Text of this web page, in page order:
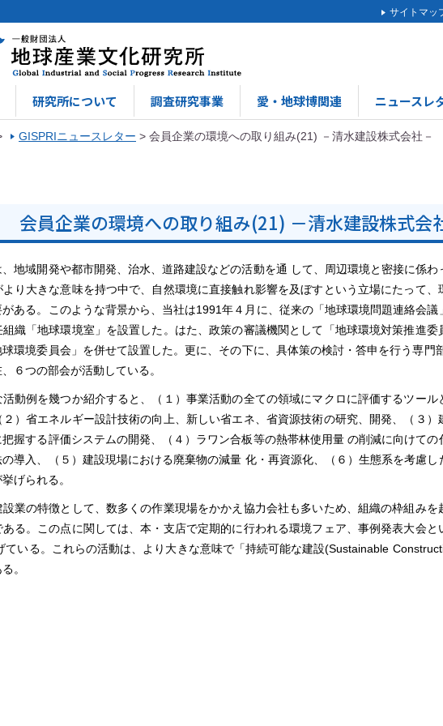
サイトマッ
研究所について 調査研究事業 愛・地球博関連 ニュースレ
GISPRIニュースレター > 会員企業の環境への取り組み(21) －清水建設株式会社－
会員企業の環境への取り組み(21) －清水建設株式会
地域開発や都市開発、治水、道路建設などの活動を通 して、周辺環境と密接に係わ
り大きな意味を持つ中で、自然環境に直接触れ影響を及ぼすという立場にたって、
ある。このような背景から、当社は1991年４月に、従来の「地球環境問題連絡会議
織「地球環境室」を設置した。はた、政策の審議機関として「地球環境対策推進委
球環境委員会」を併せて設置した。更に、その下に、具体策の検討・答申を行う専門
６つの部会が活動している。
動例を幾つか紹介すると、（１）事業活動の全ての領域にマクロに評価するツール
２）省エネルギー設計技術の向上、新しい省エネ、省資源技術の研究、開発、（３）
握する評価システムの開発、（４）ラワン合板等の熱帯林使用量 の削減に向けての
導入、（５）建設現場における廃棄物の減量 化・再資源化、（６）生態系を考慮し
げられる。
業の特徴として、数多くの作業現場をかかえ協力会社も多いため、組織の枠組みを
る。この点に関しては、本・支店で定期的に行われる環境フェア、事例発表大会と
ている。これらの活動は、より大きな意味で「持続可能な建設(Sustainable
。